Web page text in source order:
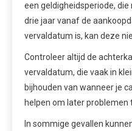
een geldigheidsperiode,
drie jaar vanaf de
vervaldatum is, kan deze
Controleer altijd de
vervaldatum, die vaak in
bijhouden van wanneer je
helpen om later problemen
In sommige gevallen